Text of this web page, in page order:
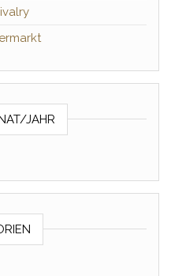
JAHR